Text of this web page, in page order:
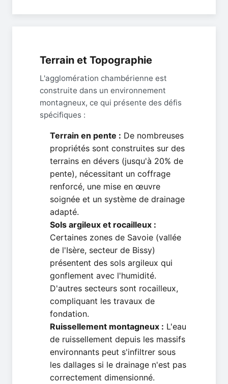
Terrain et Topographie
L'agglomération chambérienne est
construite dans un environnement
montagneux, ce qui présente des défis
spécifiques :
Terrain en pente : De nombreuses
propriétés sont construites sur des
terrains en dévers (jusqu'à 20% de
pente), nécessitant un coffrage
renforcé, une mise en œuvre
soignée et un système de drainage
adapté.
Sols argileux et rocailleux :
Certaines zones de Savoie (vallée
de l'Isère, secteur de Bissy)
présentent des sols argileux qui
gonflement avec l'humidité.
D'autres secteurs sont rocailleux,
compliquant les travaux de
fondation.
Ruissellement montagneux : L'eau
de ruissellement depuis les massifs
environnants peut s'infiltrer sous
les dallages si le drainage n'est pas
correctement dimensionné.